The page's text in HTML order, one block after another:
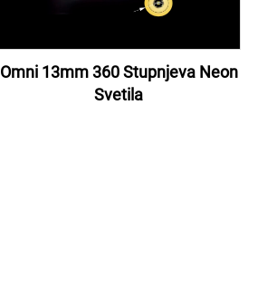
Omni 13mm 360 Stupnjeva Neon
Svetila